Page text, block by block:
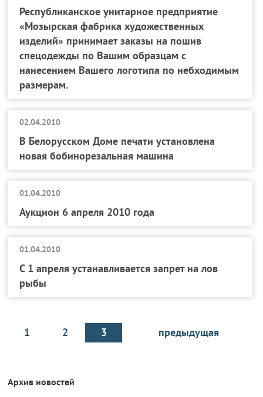
Республиканское унитарное предприятие
«Мозырская фабрика художественных
изделий» принимает заказы на пошив
спецодежды по Вашим образцам с
нанесением Вашего логотипа по небходимым
размерам.
02.04.2010
В Белорусском Доме печати установлена
новая бобинорезальная машина
01.04.2010
Аукцион 6 апреля 2010 года
01.04.2010
С 1 апреля устанавливается запрет на лов
рыбы
предыдущая
1 2 3
Архив новостей